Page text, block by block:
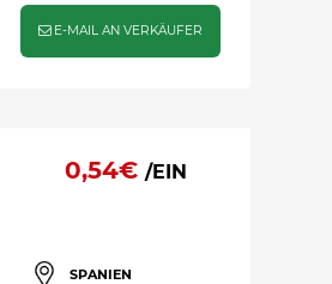
E-MAIL AN VERKÄUFER
0,54€ /EIN
SPANIEN